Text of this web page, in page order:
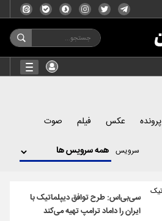
پرونده عکس فیلم صوت
سرویس
سی‌بی‌اس: طرح توافق دیپلماتیک با
ایران را داماد ترامپ تهیه می‌کند